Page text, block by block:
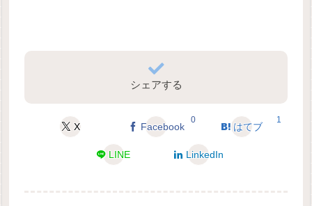
シェアする
X Facebook
0
はてブ
1
LINE LinkedIn